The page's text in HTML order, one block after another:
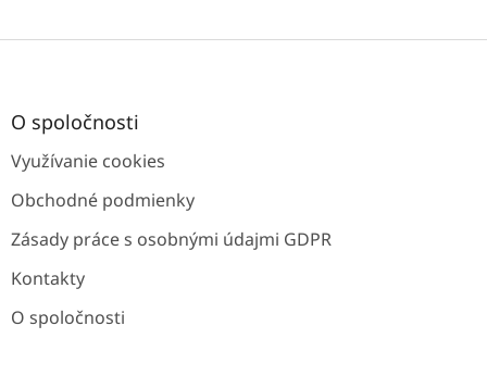
Z
O spoločnosti
Využívanie cookies
Obchodné podmienky
Zásady práce s osobnými údajmi GDPR
Kontakty
O spoločnosti